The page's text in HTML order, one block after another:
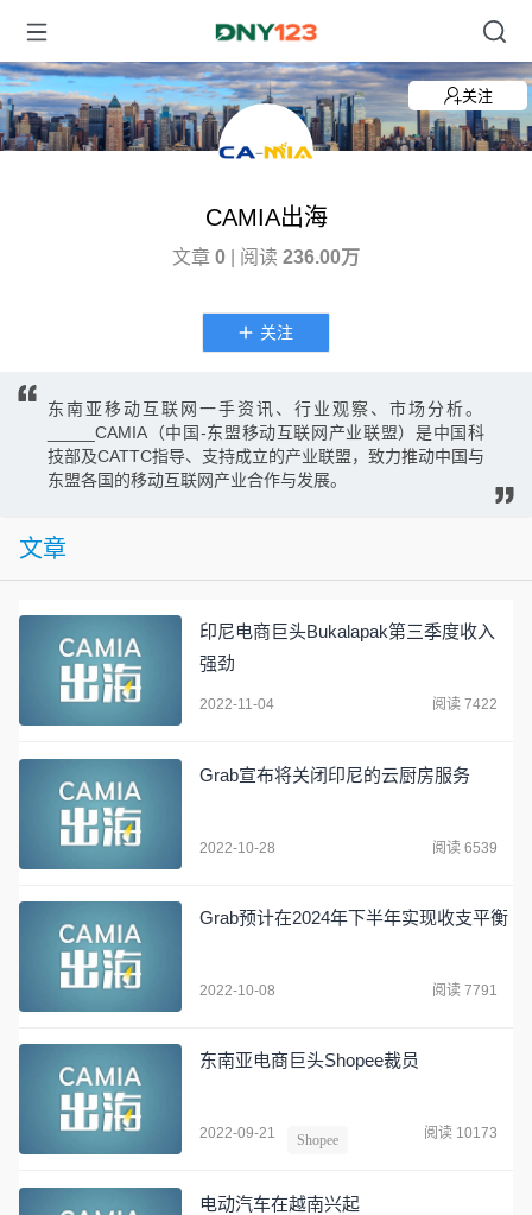
关注
CAMIA出海
文章 0 | 阅读 236.00万
关注
东南亚移动互联网一手资讯、行业观察、市场分析。
_____CAMIA（中国-东盟移动互联网产业联盟）是中国科
技部及CATTC指导、支持成立的产业联盟，致力推动中国与
东盟各国的移动互联网产业合作与发展。
文章
印尼电商巨头Bukalapak第三季度收入
强劲
2022-11-04 阅读 7422
Grab宣布将关闭印尼的云厨房服务
2022-10-28 阅读 6539
Grab预计在2024年下半年实现收支平衡
2022-10-08 阅读 7791
东南亚电商巨头Shopee裁员
2022-09-21 Shopee 阅读 10173
电动汽车在越南兴起